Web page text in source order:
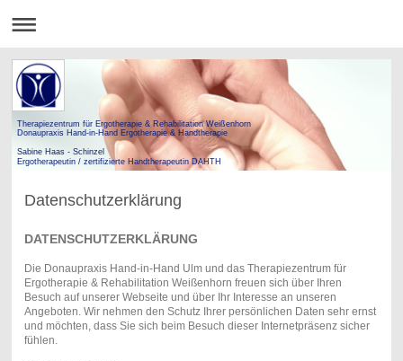
Therapiezentrum für Ergotherapie & Rehabilitation Weißenhorn
Donaupraxis Hand-in-Hand Ergotherapie & Handtherapie
Sabine Haas - Schinzel
Ergotherapeutin / zertifizierte Handtherapeutin DAHTH
Datenschutzerklärung
DATENSCHUTZERKLÄRUNG
Die Donaupraxis Hand-in-Hand Ulm und das Therapiezentrum für
Ergotherapie & Rehabilitation Weißenhorn freuen sich über Ihren
Besuch auf unserer Webseite und über Ihr Interesse an unseren
Angeboten. Wir nehmen den Schutz Ihrer persönlichen Daten sehr ernst
und möchten, dass Sie sich beim Besuch dieser Internetpräsenz sicher
fühlen.